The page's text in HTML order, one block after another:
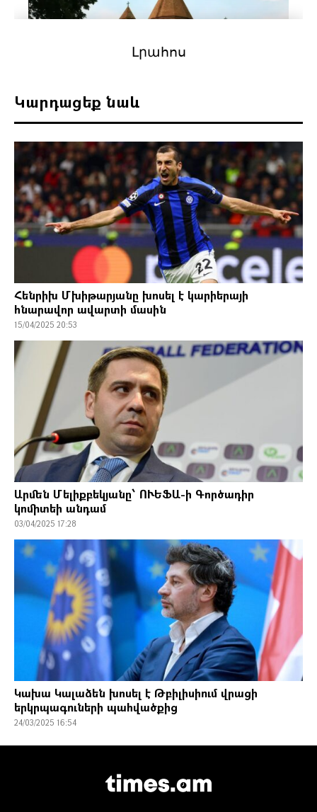
Կարդացեք նաև
Հենրիխ Մխիթարյանը խոսել է կարիերայի
հնարավոր ավարտի մասին
15/04/2025 20:53
Արմեն Մելիքբեկյանը՝ ՈՒԵՖԱ-ի Գործադիր
կոմիտեի անդամ
03/04/2025 17:28
Կախա Կալաձեն խոսել է Թբիլիսիում վրացի
երկրպագուների պահվածքից
24/03/2025 16:54